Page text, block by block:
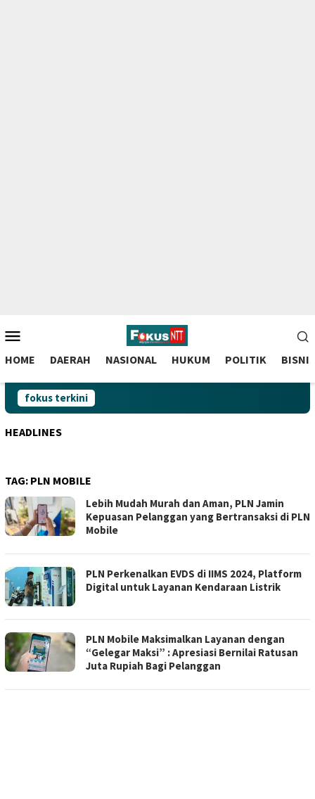
to
contentMobile
HOME DAERAH NASIONAL HUKUM POLITIK BISNIS
fokus terkini
HEADLINES
TAG: PLN MOBILE
Lebih Mudah Murah dan Aman, PLN Jamin
Kepuasan Pelanggan yang Bertransaksi di PLN
Mobile
PLN Perkenalkan EVDS di IIMS 2024, Platform
Digital untuk Layanan Kendaraan Listrik
PLN Mobile Maksimalkan Layanan dengan
“Gelegar Maksi” : Apresiasi Bernilai Ratusan
Juta Rupiah Bagi Pelanggan